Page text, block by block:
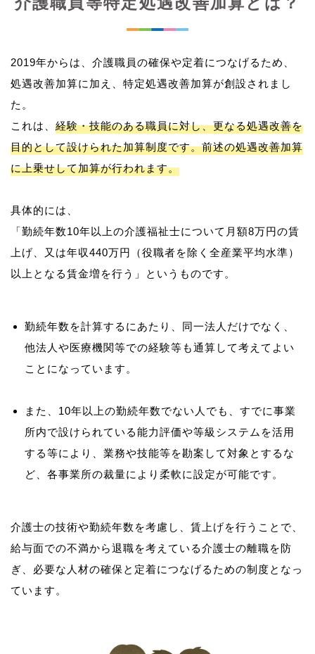
2019年からは、介護職員の確保や定着につなげるため、
処遇改善加算に加え、特定処遇改善加算が創設されまし
た。
これは、 経験・技能のある職員に対し、更なる処遇改善を
目的として設けられた加算制度です。前述の処遇改善加算
に上乗せして加算が行われます。
具体的には、
「勤続年数10年以上の介護福祉士について月額8万円の賃
上げ、又は年収440万円（役職者を除く全産業平均水準）
勤続年数を計算するにあたり、同一法人だけでなく、
他法人や医療機関等での経験等も通算して考えてよい
ことになっています。
また、10年以上の勤続年数でない人でも、すでに事業
所内で設けられている能力評価や等級システムを活用
する等により、業務や技能等を勘案して対象とするな
ど、各事業所の裁量により柔軟に設定が可能です。
介護士の技術や勤続年数を考慮し、賃上げを行うことで、
給与面での不満から退職を考えている介護士の離職を防
ぎ、必要な人材の確保と定着につなげるための制度となっ
ています。